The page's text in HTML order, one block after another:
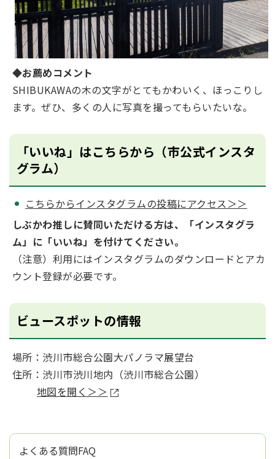
◆お薦めコメント
SHIBUKAWAの木の文字がとてもかわいく、ほっこりし
ます。ぜひ、多くの人に写真を撮ってもらいたいな。
「いいね」はこちらから（市公式インスタ
グラム）
こちらからインスタグラムの投稿にアクセス＞＞
しぶかわ推しに賛同いただける方は、「インスタグラ
ム」に「いいね」を付けてください。
（注意）利用にはインスタグラムのダウンロードとアカ
ウント登録が必要です。
ビュースポットの情報
場所：渋川市総合公園大パノラマ展望台
住所：渋川市渋川地内（渋川市総合公園）
地図を開く＞＞
よくある質問FAQ